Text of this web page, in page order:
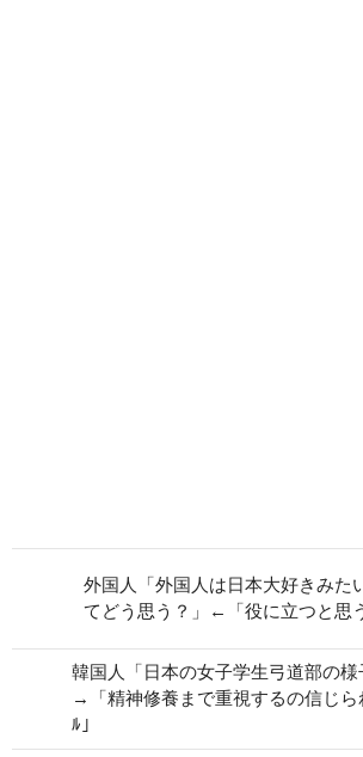
外国人「外国人は日本大好きみた
てどう思う？」←「役に立つと思
韓国人「日本の女子学生弓道部の
→「精神修養まで重視するの信じ
ﾙ」